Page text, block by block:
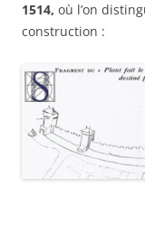
1514, où l’on
construction :